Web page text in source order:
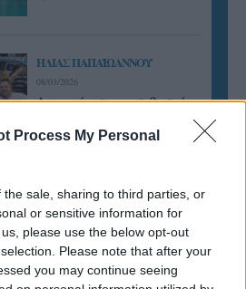
Process My Personal
sale, sharing to third parties, or
or sensitive information for
please use the below opt-out
Please note that after your
you may continue seeing
ΗΛΙΑΣ ΠΑΠΑΪΩΑΝΝΟΥ
08/03/2026
Αναγνώριση και σεβασμός
οι σημαντικότερες νίκες του
Α.Ο. Θήρας